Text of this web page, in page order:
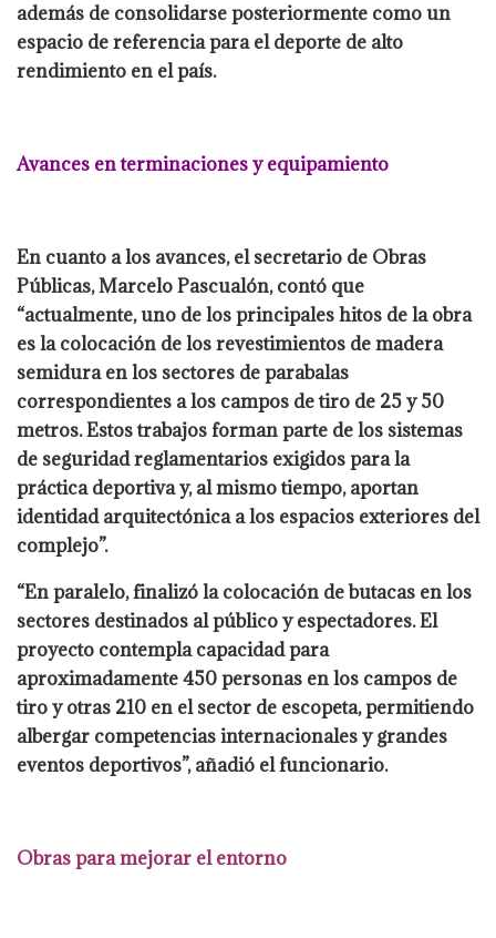
además de consolidarse posteriormente como un
espacio de referencia para el deporte de alto
rendimiento en el país.
Avances en terminaciones y equipamiento
En cuanto a los avances, el secretario de Obras
Públicas, Marcelo Pascualón, contó que
“actualmente, uno de los principales hitos de la obra
es la colocación de los revestimientos de madera
semidura en los sectores de parabalas
correspondientes a los campos de tiro de 25 y 50
metros. Estos trabajos forman parte de los sistemas
de seguridad reglamentarios exigidos para la
práctica deportiva y, al mismo tiempo, aportan
identidad arquitectónica a los espacios exteriores del
complejo”.
“En paralelo, finalizó la colocación de butacas en los
sectores destinados al público y espectadores. El
proyecto contempla capacidad para
aproximadamente 450 personas en los campos de
tiro y otras 210 en el sector de escopeta, permitiendo
albergar competencias internacionales y grandes
eventos deportivos”, añadió el funcionario.
Obras para mejorar el entorno